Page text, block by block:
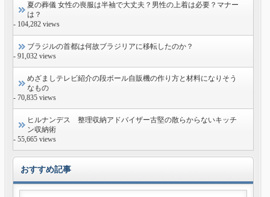
夏の葬儀 女性の喪服は半袖で大丈夫？男性の上着は必要？マナー
は？
- 104,282 views
ブラジルの首都は何故ブラジリアに移転したのか？
- 91,032 views
めざましテレビ紹介の段ボール自販機の作り方と材料になりそう
なもの
- 70,835 views
ヒルナンデス 整理収納アドバイザー古堅の散らからないキッチ
ン収納術
- 55,665 views
おすすめ記事